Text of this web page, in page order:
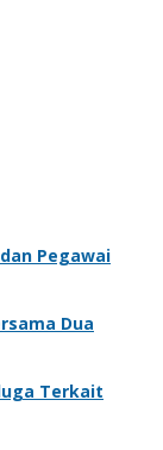
Pegawai
Dua
Terkait